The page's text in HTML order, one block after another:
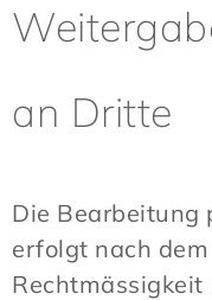
an Dritte
Die Bearbeitung
erfolgt nach
Rechtmässigkeit